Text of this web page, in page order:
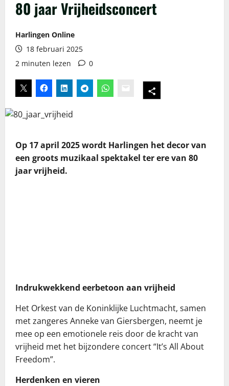
80 jaar Vrijheidsconcert
Harlingen Online
18 februari 2025
2 minuten lezen
0
Op 17 april 2025 wordt Harlingen het decor van
een groots muzikaal spektakel ter ere van 80
jaar vrijheid.
Indrukwekkend eerbetoon aan vrijheid
Het Orkest van de Koninklijke Luchtmacht, samen
met zangeres Anneke van Giersbergen, neemt je
mee op een emotionele reis door de kracht van
vrijheid met het bijzondere concert “It’s All About
Freedom”.
Herdenken en vieren